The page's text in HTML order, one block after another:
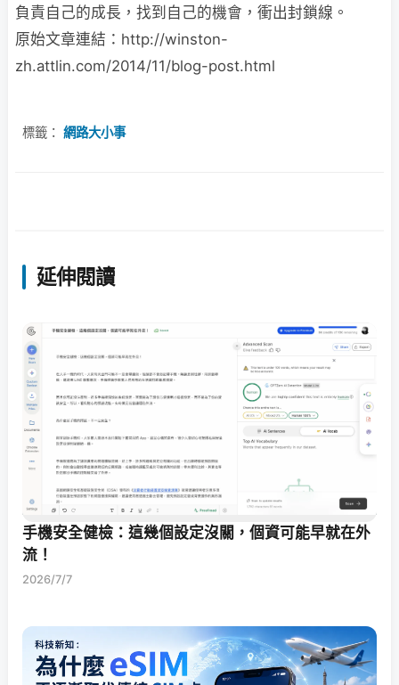
負責自己的成長，找到自己的機會，衝出封鎖線。
原始文章連結：http://winston-
zh.attlin.com/2014/11/blog-post.html
標籤： 網路大小事
延伸閱讀
手機安全健檢：這幾個設定沒關，個資可能早就在外
流！
2026/7/7